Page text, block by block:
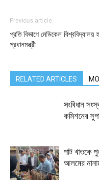
Previous article
প্রতি বিভাগে মেডিকেল বিশ্ববিদ্যালয়
প্রধানমন্ত্রী
RELATED ARTICLES
সংবিধান
কমিশনের
পাট খাতকে
আলমের